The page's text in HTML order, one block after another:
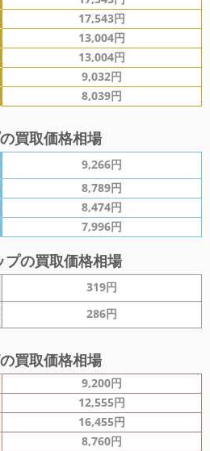
17,543円
13,004円
13,004円
9,032円
8,039円
買取価格相場
9,266円
8,789円
8,474円
7,996円
プの買取価格相場
319円
286円
買取価格相場
9,200円
12,555円
16,455円
8,760円